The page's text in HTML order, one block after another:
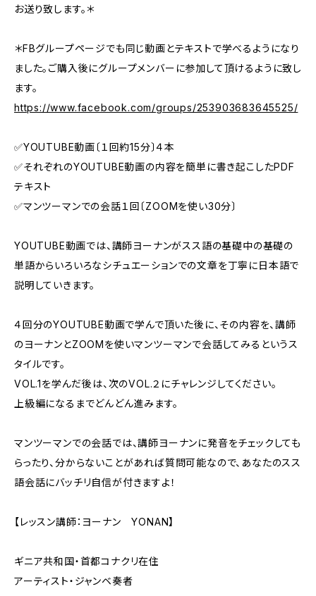
お送り致します。＊
＊FBグループページでも同じ動画とテキストで学べるようになり
ました。ご購入後にグループメンバーに参加して頂けるように致し
ます。
https://www.facebook.com/groups/253903683645525/
✅YOUTUBE動画〔１回約15分〕４本
✅それぞれのYOUTUBE動画の内容を簡単に書き起こしたPDF
テキスト
✅マンツーマンでの会話１回〔ZOOMを使い30分〕
YOUTUBE動画では、講師ヨーナンがスス語の基礎中の基礎の
単語からいろいろなシチュエーションでの文章を丁寧に日本語で
説明していきます。
４回分のYOUTUBE動画で学んで頂いた後に、その内容を、講師
のヨーナンとZOOMを使いマンツーマンで会話してみるというス
タイルです。
VOL.1を学んだ後は、次のVOL.２にチャレンジしてください。
上級編になるまでどんどん進みます。
マンツーマンでの会話では、講師ヨーナンに発音をチェックしても
らったり、分からないことがあれば質問可能なので、あなたのスス
語会話にバッチリ自信が付きますよ！
【レッスン講師：ヨーナン YONAN】
ギニア共和国・首都コナクリ在住
アーティスト・ジャンベ奏者